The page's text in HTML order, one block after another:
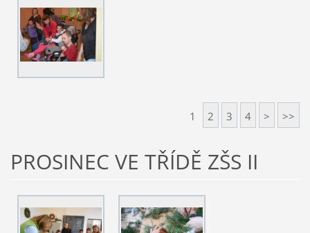
1 2 3 4 > >>
PROSINEC VE TŘÍDĚ ZŠS II